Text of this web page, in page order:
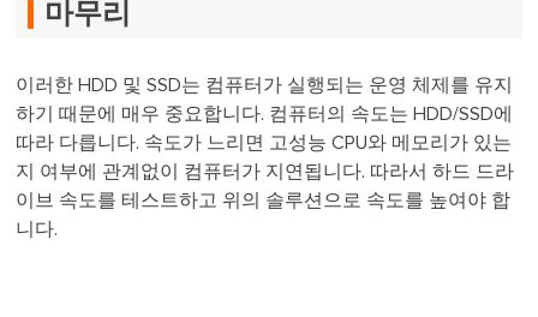
마무리
이러한 HDD 및 SSD는 컴퓨터가 실행되는 운영 체제를 유지
하기 때문에 매우 중요합니다. 컴퓨터의 속도는 HDD/SSD에
따라 다릅니다. 속도가 느리면 고성능 CPU와 메모리가 있는
지 여부에 관계없이 컴퓨터가 지연됩니다. 따라서 하드 드라
이브 속도를 테스트하고 위의 솔루션으로 속도를 높여야 합
니다.